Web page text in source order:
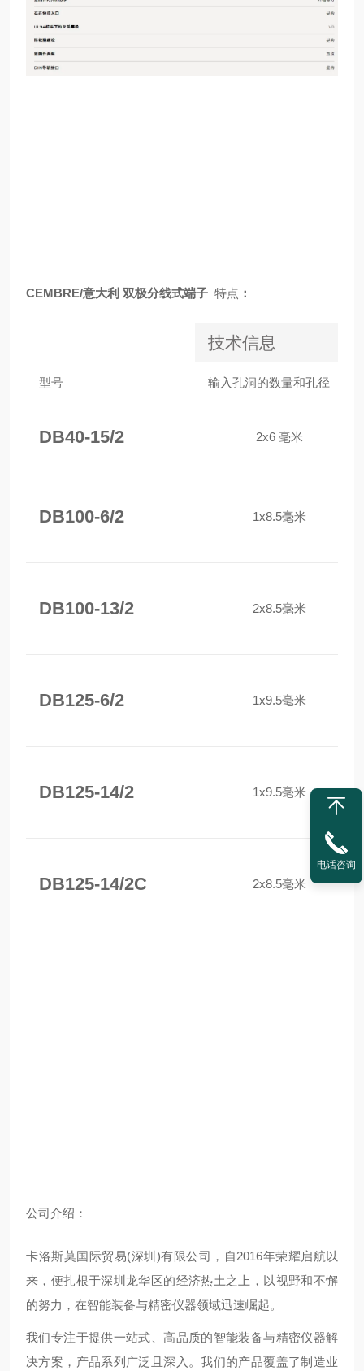
CEMBRE/意大利 双极分线式端子 特点 ：
技术信息
型号 输入孔洞的数量和孔径
DB40-15/2 2x6 毫米
DB100-6/2 1x8.5毫米
DB100-13/2 2x8.5毫米
DB125-6/2 1x9.5毫米
DB125-14/2 1x9.5毫米
DB125-14/2C 2x8.5毫米
公司介绍：
卡洛斯莫国际贸易(深圳)有限公司，自2016年荣耀启航以
来，便扎根于深圳龙华区的经济热土之上，以视野和不懈
的努力，在智能装备与精密仪器领域迅速崛起。
我们专注于提供一站式、高品质的智能装备与精密仪器解
决方案，产品系列广泛且深入。我们的产品覆盖了制造业
电话咨询